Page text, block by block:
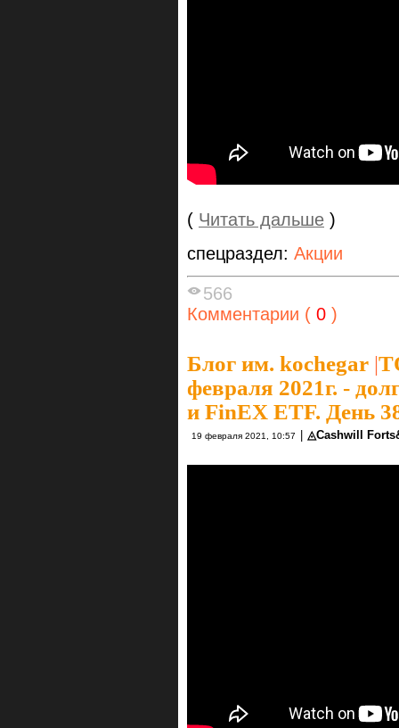
( Читать дальше )
спецраздел: Акции
566
Комментарии ( 0 )
Блог им. kochegar |
февраля 2021г. -
и FinEX ETF. День
19 февраля 2021, 10:57 | ◬Cashwill